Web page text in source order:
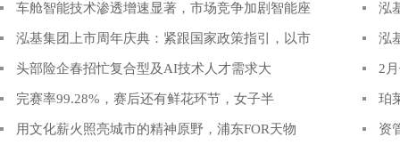
车舱智能技术渗透增速显著，市场竞争加剧智能座 泓
泓基集团上市周年庆典：紧跟国家政策指引，以市 泓
头部险企春招忙复合型及AI技术人才需求大 2
完赛率99.28%，赛后还有鲜花环节，女子半 珀
用文化薪火照亮城市的精神原野，浦东FOR天物 资